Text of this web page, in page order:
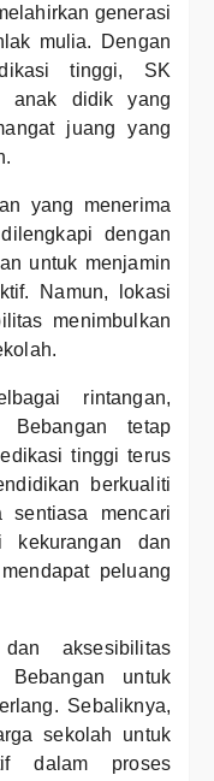
generasi
mulia. Dengan
tinggi, SK
anak didik yang
juang yang
yang menerima
dengan
untuk menjamin
Namun, lokasi
menimbulkan
rintangan,
tetap
tinggi terus
berkualiti
sentiasa mencari
kekurangan dan
peluang
dan aksesibilitas
untuk
Sebaliknya,
sekolah untuk
dalam proses